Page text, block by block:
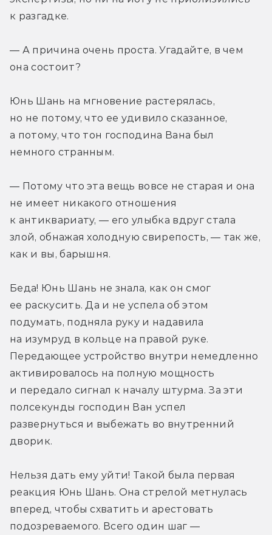
к разгадке.
— А причина очень проста. Угадайте, в чем
она состоит?
Юнь Шань на мгновение растерялась,
но не потому, что ее удивило сказанное,
а потому, что тон господина Вана был
немного странным.
— Потому что эта вещь вовсе не старая и она
не имеет никакого отношения
к антиквариату, — его улыбка вдруг стала
злой, обнажая холодную свирепость, — так же,
как и вы, барышня.
Беда! Юнь Шань не знала, как он смог
ее раскусить. Да и не успела об этом
подумать, подняла руку и надавила
на изумруд в кольце на правой руке.
Передающее устройство внутри немедленно
активировалось на полную мощность
и передало сигнал к началу штурма. За эти
полсекунды господин Ван успел
развернуться и выбежать во внутренний
дворик.
Нельзя дать ему уйти! Такой была первая
реакция Юнь Шань. Она стрелой метнулась
вперед, чтобы схватить и арестовать
подозреваемого. Всего один шаг —